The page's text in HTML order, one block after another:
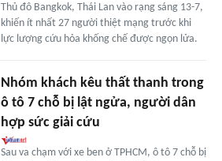
Thủ đô Bangkok, Thái Lan vào rạng sáng 13-7,
khiến ít nhất 27 người thiệt mạng trước khi
lực lượng cứu hỏa khống chế được ngọn lửa.
Nhóm khách kêu thất thanh trong
ô tô 7 chỗ bị lật ngửa, người dân
hợp sức giải cứu
Sau va chạm với xe ben ở TPHCM, ô tô 7 chỗ bị